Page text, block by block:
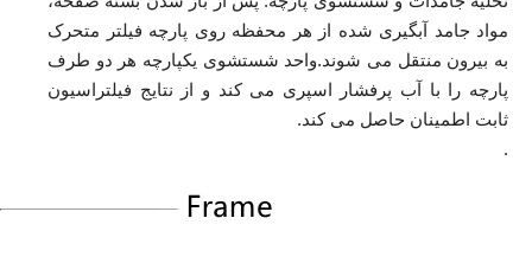
مواد جامد آبگیری شده از هر محفظه روی پارچه فیلتر متحرک
به بیرون منتقل می شوند.واحد شستشوی یکپارچه هر دو طرف
پارچه را با آب پرفشار اسپری می کند و از نتایج فیلتراسیون
ثابت اطمینان حاصل می کند.
.